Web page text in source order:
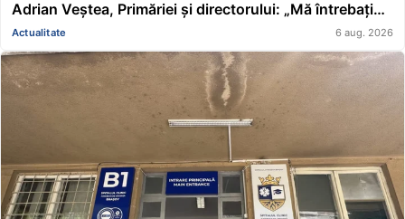
Adrian Veștea, Primăriei și directorului: „Mă întrebați
pe mine de ce nu s-au renovat în ultimii 36 de ani?”
Actualitate 6 aug. 2026